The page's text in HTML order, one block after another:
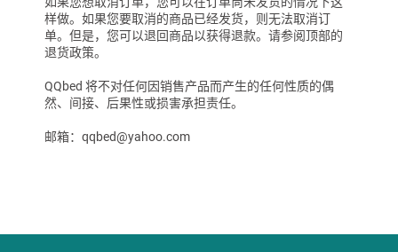
样做。如果您要取消的商品已经发货，则无法取消订
单。但是，您可以退回商品以获得退款。请参阅顶部的
退货政策。
QQbed 将不对任何因销售产品而产生的任何性质的偶
然、间接、后果性或损害承担责任。
邮箱：qqbed@yahoo.com